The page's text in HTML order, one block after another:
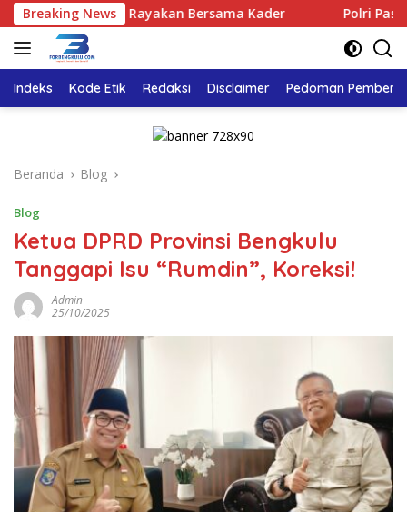
Langsung
ke
konten
Breaking NewsRayakan Bersama Kader Polri Pastikan
Indeks Kode Etik Redaksi Disclaimer Pedoman
Beranda Blog
Blog
Ketua DPRD Provinsi Bengkulu
Tanggapi Isu “Rumdin”, Koreksi!
Admin
25/10/2025